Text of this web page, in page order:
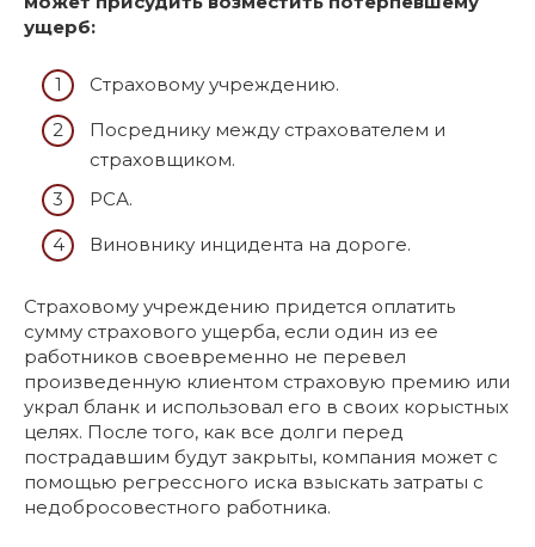
ущерб:
Страховому учреждению.
Посреднику между страхователем и
страховщиком.
РСА.
Виновнику инцидента на дороге.
Страховому учреждению придется оплатить
сумму страхового ущерба, если один из ее
работников своевременно не перевел
произведенную клиентом страховую премию или
украл бланк и использовал его в своих корыстных
целях. После того, как все долги перед
пострадавшим будут закрыты, компания может с
помощью регрессного иска взыскать затраты с
недобросовестного работника.